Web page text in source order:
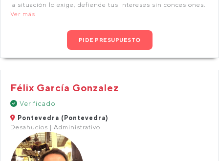
la situación lo exige, defiende tus intereses sin concesiones.
Ver más
PIDE PRESUPUESTO
Félix García Gonzalez
Verificado
Pontevedra (Pontevedra)
Desahucios | Administrativo